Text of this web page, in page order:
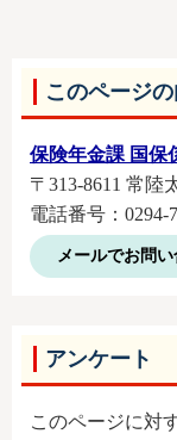
このページ
保険年金課 国保
〒313-8611 常陸
電話番号：
メールでお問
アンケート
このページに対